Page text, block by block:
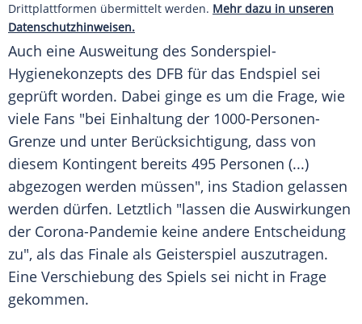
Drittplattformen übermittelt werden. Mehr dazu in unseren
Datenschutzhinweisen.
Auch eine Ausweitung des Sonderspiel-
Hygienekonzepts des DFB für das Endspiel sei
geprüft worden. Dabei ginge es um die Frage, wie
viele Fans "bei Einhaltung der 1000-Personen-
Grenze und unter Berücksichtigung, dass von
diesem Kontingent bereits 495 Personen (...)
abgezogen werden müssen", ins Stadion gelassen
werden dürfen. Letztlich "lassen die Auswirkungen
der Corona-Pandemie keine andere Entscheidung
zu", als das Finale als Geisterspiel auszutragen.
Eine Verschiebung des Spiels sei nicht in Frage
gekommen.